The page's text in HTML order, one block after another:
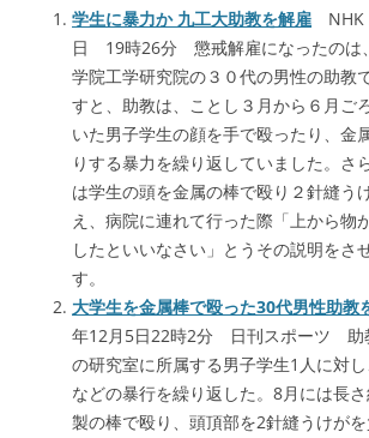
学生に暴力か 九工大助教を解雇 NHK
日 19時26分 懲戒解雇になったのは
学院工学研究院の３０代の男性の助教
すと、助教は、ことし３月から６月ご
いた男子学生の顔を手で殴ったり、金
りする暴力を繰り返していました。さ
は学生の頭を金属の棒で殴り２針縫う
え、病院に連れて行った際「上から物
したといいなさい」とうその説明をさ
す。
大学生を金属棒で殴った30代男性助教
年12月5日22時2分 日刊スポーツ 助
の研究室に所属する男子学生1人に対
などの暴行を繰り返した。8月には長
製の棒で殴り、頭頂部を2針縫うけが